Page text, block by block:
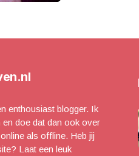
enthousiast blogger. Ik
doe dat dan ook over
als offline. Heb jij
Laat een leuk